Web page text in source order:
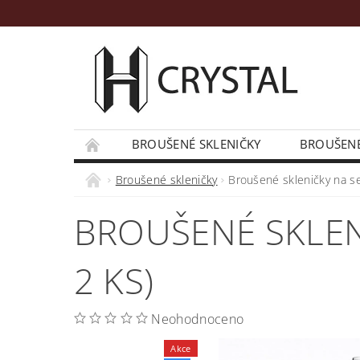
BROUŠENÉ SKLENIČKY
DŘEVĚNÉ POUZDRO SE SKLENIČKOU
Broušené skleničky Broušené skleničky na
BROUŠENÉ
2 KS)
Neohodnoceno
Akce